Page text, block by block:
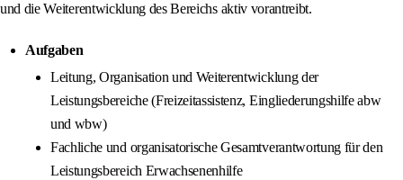
und die Weiterentwicklung des Bereichs aktiv vorantreibt.
Aufgaben
Leitung, Organisation und Weiterentwicklung der
Leistungsbereiche (Freizeitassistenz, Eingliederungshilfe abw
und wbw)
Fachliche und organisatorische Gesamtverantwortung für den
Leistungsbereich Erwachsenenhilfe